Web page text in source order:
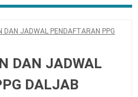
DAN JADWAL PENDAFTARAN PPG
DAN JADWAL
DALJAB